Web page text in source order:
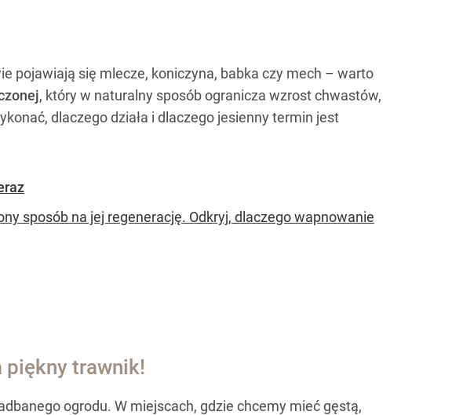
pojawiają się mlecze, koniczyna, babka czy mech – warto
, który w naturalny sposób ogranicza wzrost chwastów,
dlaczego działa i dlaczego jesienny termin jest
sposób na jej regenerację. Odkryj, dlaczego wapnowanie
piękny trawnik!
ogrodu. W miejscach, gdzie chcemy mieć gęstą,